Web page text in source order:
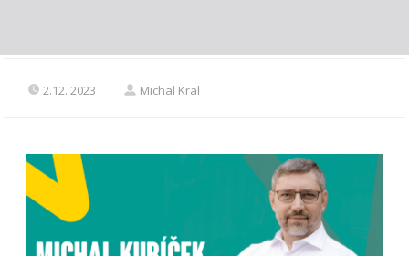
2.12. 2023 Michal Kral